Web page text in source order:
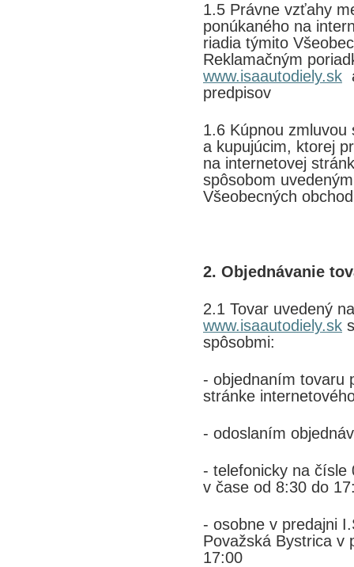
1.5 Právne vzťahy
ponúkaného na
riadia týmito
Reklamačným
www.isaautodiely.sk
predpisov
1.6 Kúpnou
a kupujúcim, ktorej
na internetovej
spôsobom
Všeobecných
2. Objednávanie
2.1 Tovar uvedený
www.isaautodiely.sk
spôsobmi:
- objednaním tovaru
stránke
- odoslaním
- telefonicky na čísle
v čase od 8:30 do
- osobne v predajni
Považská Bystrica v
17:00